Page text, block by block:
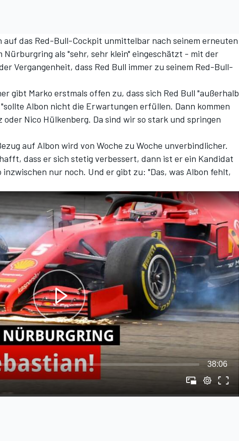
auf das Red-Bull-Cockpit unmittelbar nach seinem erneuten
Nürburgring als "sehr, sehr klein" eingeschätzt - mit der
Vergangenheit, dass Red Bull immer zu seinem Red-Bull-
gibt Marko erstmals offen zu, dass sich Red Bull "außerhalb
Albon nicht die Erwartungen erfüllen. Dann kommen
Nico Hülkenberg. Da sind wir so stark und springen
auf Albon wird von Woche zu Woche unverbindlicher.
dass er sich stetig verbessert, dann ist er ein Kandidat
nur noch. Und er gibt zu: "Das, was Albon fehlt,
38:06